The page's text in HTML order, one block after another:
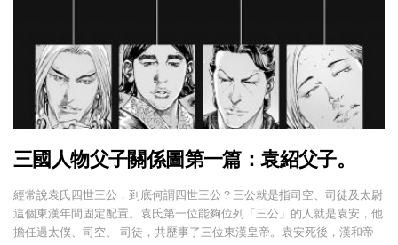
三國人物父子關係圖第一篇：袁紹父子。
經常說袁氏四世三公，到底何謂四世三公？三公就是指司空、司徒及太尉
這個東漢年間固定配置。袁氏第一位能夠位列「三公」的人就是袁安，他
擔任過太僕、司空、 司徒，共歷事了三位東漢皇帝。袁安死後，漢和帝